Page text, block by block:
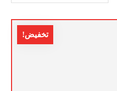
تخفيض!